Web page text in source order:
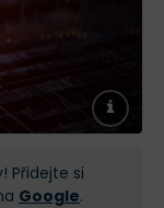
Přidejte si
Google.